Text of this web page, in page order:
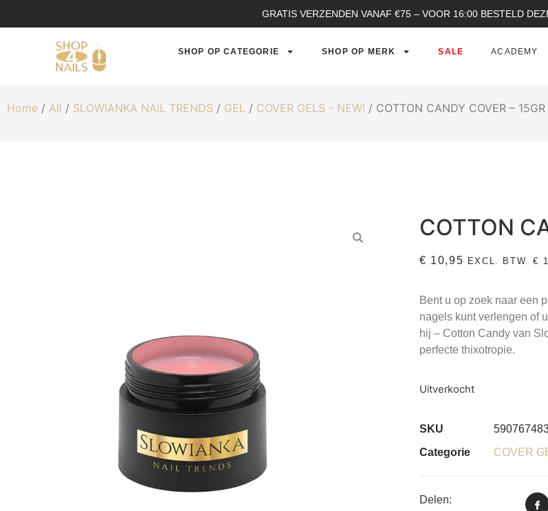
GRATIS VERZENDEN VANAF €75 – VOOR 16:00 BESTELD
SHOP OP CATEGORIE SHOP OP MERK SALE ACADEMY
Home / All / SLOWIANKA NAIL TRENDS / GEL / COVER GELS - NEW! / COTTON CANDY COVER – 15GR
COTTON
€ 10,95 EXCL. BTW.€
Bent u op zoek naar een
nagels kunt verlengen of
hij – Cotton Candy van
perfecte thixotropie.
Uitverkocht
SKU
Categorie
COVER
Delen: